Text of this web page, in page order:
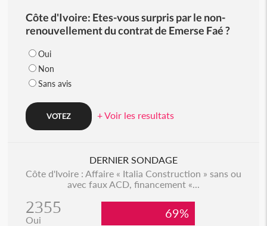
Côte d'Ivoire: Etes-vous surpris par le non-
renouvellement du contrat de Emerse Faé ?
Oui
Non
Sans avis
+ Voir les resultats
DERNIER SONDAGE
Côte d'Ivoire : Affaire « Italia Construction » sans ou
avec faux ACD, financement «...
2355
Oui 69%